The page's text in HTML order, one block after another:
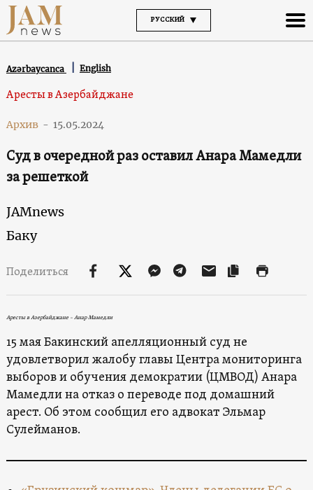
РУССКИЙ
Azərbaycanca English
Аресты в Азербайджане
Архив - 15.05.2024
Суд в очередной раз оставил Анара Мамедли
за решеткой
JAMnews
Баку
Поделиться
Аресты в Азербайджане – Анар Мамедли
15 мая Бакинский апелляционный суд не
удовлетворил жалобу главы Центра мониторинга
выборов и обучения демократии (ЦМВОД) Анара
Мамедли на отказ о переводе под домашний
арест. Об этом сообщил его адвокат Эльмар
Сулейманов.